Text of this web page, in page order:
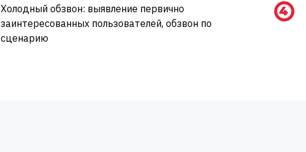
Холодный обзвон: выявление первично
заинтересованных пользователей, обзвон по
сценарию